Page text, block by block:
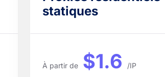
statiques
À partir de $1.6 /IP